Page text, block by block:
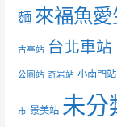
麵 來福魚
古亭站 台北車站
公園站 奇岩站 小南門站
市 景美站 未分